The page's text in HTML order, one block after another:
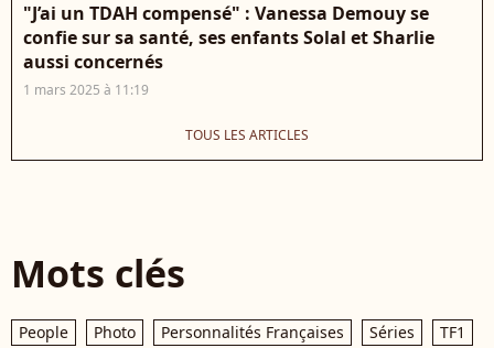
"J’ai un TDAH compensé" : Vanessa Demouy se
confie sur sa santé, ses enfants Solal et Sharlie
aussi concernés
1 mars 2025 à 11:19
TOUS LES ARTICLES
Mots clés
People Photo Personnalités Françaises Séries
TF1